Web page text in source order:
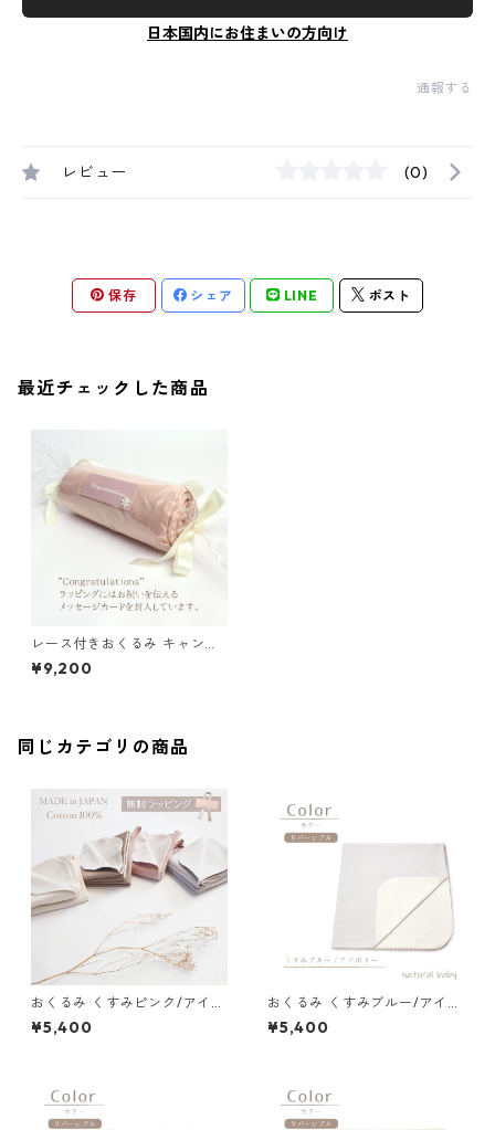
日本国内にお住まいの方向け
通報する
レビュー (0)
保存 シェア LINE ポスト
最近チェックした商品
レース付きおくるみ キャンデ
ィ くすみピンク
¥9,200
同じカテゴリの商品
おくるみ くすみピンク/アイボ
リー 77-72034-1
¥5,400
おくるみ くすみブルー/アイボ
リー 77-72034-1
¥5,400